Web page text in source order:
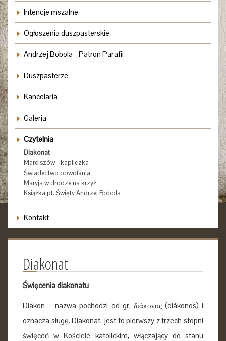
Intencje mszalne
Ogłoszenia duszpasterskie
Andrzej Bobola - Patron Parafii
Duszpasterze
Kancelaria
Galeria
Czytelnia
Diakonat
Marciszów - kapliczka
Świadectwo powołania
Maryja w drodze na krzyż
Książka pt. Święty Andrzej Bobola
Kontakt
Diakonat
Święcenia diakonatu
Diakon – nazwa pochodzi od gr. διάκονος (diákonos) i
oznacza sługę. Diakonat, jest to pierwszy z trzech stopni
święceń w Kościele katolickim, włączający do stanu